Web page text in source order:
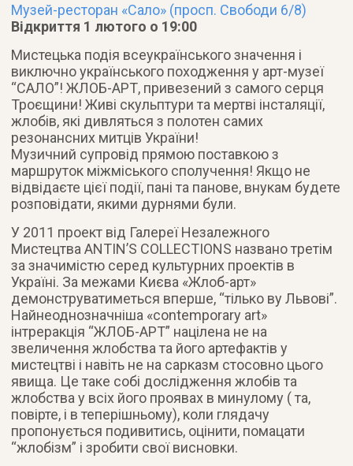
Музей-ресторан «Сало» (просп. Свободи 6/8)
Відкриття 1 лютого о 19:00
Мистецька подія всеукраїнського значення і
виключно українського походження у арт-музеї
“САЛО”! ЖЛОБ-АРТ, привезений з самого серця
Троєщини! Живі скульптури та мертві інсталяції,
жлобів, які дивляться з полотен самих
резонансних митців України!
Музичний супровід прямою поставкою з
маршруток міжміського сполучення! Якщо не
відвідаєте цієї події, пані та панове, внукам будете
розповідати, якими дурнями були.
У 2011 проект від Галереї Незалежного
Мистецтва ANTIN’S COLLECTIONS названо третім
за значимістю серед культурних проектів в
Україні. За межами Києва «Жлоб-арт»
демонструватиметься вперше, “тілько ву Львові”.
Найнеоднозначніша «contemporary art»
інтреракція “ЖЛОБ-АРТ” націлена не на
звеличення жлобства та його артефактів у
мистецтві і навіть не на сарказм стосовно цього
явища. Це таке собі дослідження жлобів та
жлобства у всіх його проявах в минулому ( та,
повірте, і в теперішньому), коли глядачу
пропонується подивитись, оцінити, помацати
“жлобізм” і зробити свої висновки.